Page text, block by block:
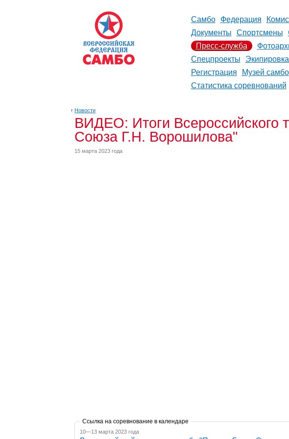
Самбо Федерация
Документы
Спортсмены
Пресс-служба
Спецпроекты
Регистрация
Музей самбо
Статистика соревнований
↑ Новости
ВИДЕО: Итоги Всероссийского
Союза Г.Н. Ворошилова"
15 марта 2023 года
Ссылка на соревнование в календаре
10—13 марта 2023 года